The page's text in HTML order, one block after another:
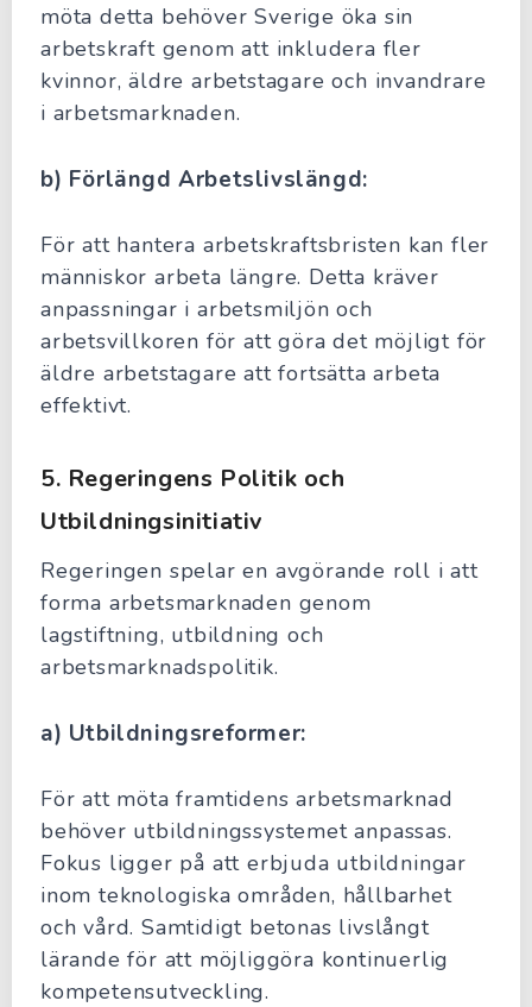
möta detta behöver Sverige öka sin
arbetskraft genom att inkludera fler
kvinnor, äldre arbetstagare och invandrare
i arbetsmarknaden.
b) Förlängd Arbetslivslängd:
För att hantera arbetskraftsbristen kan fler
människor arbeta längre. Detta kräver
anpassningar i arbetsmiljön och
arbetsvillkoren för att göra det möjligt för
äldre arbetstagare att fortsätta arbeta
effektivt.
5. Regeringens Politik och
Utbildningsinitiativ
Regeringen spelar en avgörande roll i att
forma arbetsmarknaden genom
lagstiftning, utbildning och
arbetsmarknadspolitik.
a) Utbildningsreformer:
För att möta framtidens arbetsmarknad
behöver utbildningssystemet anpassas.
Fokus ligger på att erbjuda utbildningar
inom teknologiska områden, hållbarhet
och vård. Samtidigt betonas livslångt
lärande för att möjliggöra kontinuerlig
kompetensutveckling.